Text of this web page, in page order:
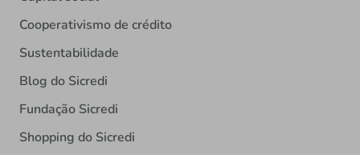
Cooperativismo de crédito
Sustentabilidade
Blog do Sicredi
Fundação Sicredi
Shopping do Sicredi